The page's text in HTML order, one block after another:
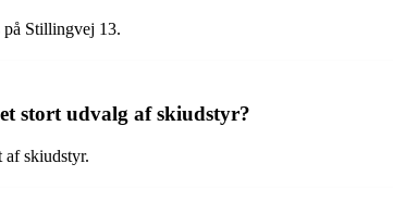
Stillingvej 13.
stort udvalg af skiudstyr?
af skiudstyr.